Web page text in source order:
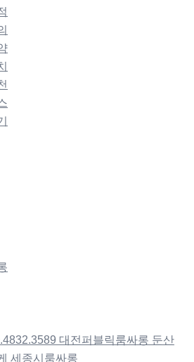
대전퍼블릭룸싸롱 둔산
세종시룸싸롱